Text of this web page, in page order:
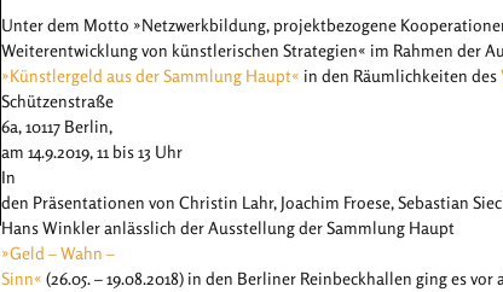
Unter dem Motto »Netzwerkbildung, projektbezogene
Weiterentwicklung von künstlerischen Strategien« im Rahmen der
»Künstlergeld aus der Sammlung Haupt« in den Räumlichkeiten des
Schützenstraße
6a, 10117 Berlin,
am 14.9.2019, 11 bis 13 Uhr
In
den Präsentationen von Christin Lahr, Joachim Froese, Sebastian
Hans Winkler anlässlich der Ausstellung der Sammlung Haupt
»Geld – Wahn –
Sinn« (26.05. – 19.08.2018) in den Berliner Reinbeckhallen ging es vor